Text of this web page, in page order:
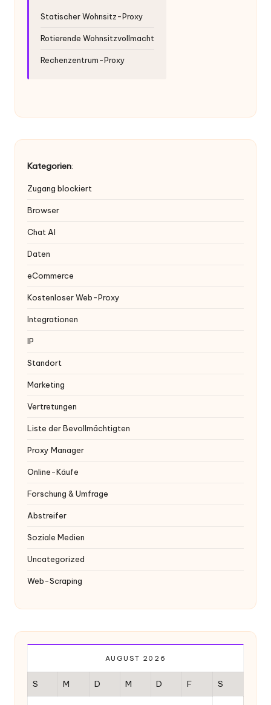
Statischer Wohnsitz-Proxy
Rotierende Wohnsitzvollmacht
Rechenzentrum-Proxy
Kategorien:
Zugang blockiert
Browser
Chat AI
Daten
eCommerce
Kostenloser Web-Proxy
Integrationen
IP
Standort
Marketing
Vertretungen
Liste der Bevollmächtigten
Proxy Manager
Online-Käufe
Forschung & Umfrage
Abstreifer
Soziale Medien
Uncategorized
Web-Scraping
AUGUST 2026
S M D M D F S